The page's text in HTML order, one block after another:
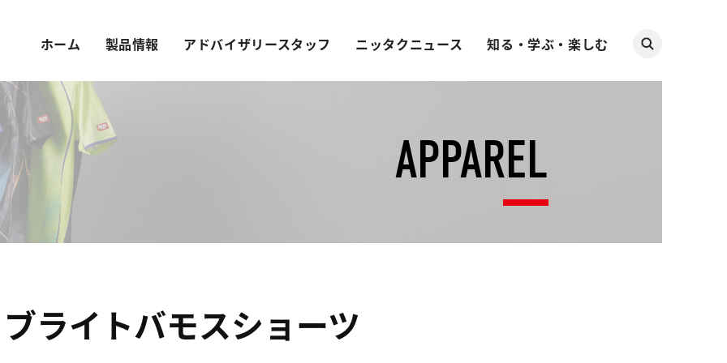
ホーム 製品情報 アドバイザリースタッフ ニッタクニュース 知る・学ぶ・楽しむ
APPAREL
ブライトバモスショーツ